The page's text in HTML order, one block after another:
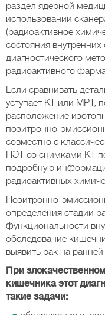
раздел ядерной
использовании
(радиоактивное
состояния
диагностического
радиоактивного
Если сравнивать
уступает КТ или МРТ,
расположение
позитронно-
совместно с
ПЭТ со снимками КТ
подробную
радиоактивных
Позитронно-
определения стадии
функциональности
обследование
выявить рак на ранней
При
кишечника этот
такие задачи: